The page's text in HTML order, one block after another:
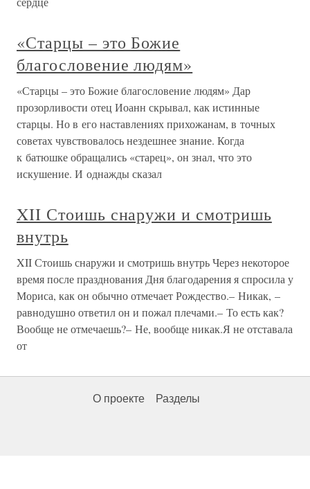
«Старцы – это Божие
благословение людям»
«Старцы – это Божие благословение людям» Дар
прозорливости отец Иоанн скрывал, как истинные
старцы. Но в его наставлениях прихожанам, в точных
советах чувствовалось нездешнее знание. Когда
к батюшке обращались «старец», он знал, что это
искушение. И однажды сказал
XII Стоишь снаружи и смотришь
внутрь
XII Стоишь снаружи и смотришь внутрь Через некоторое
время после празднования Дня благодарения я спросила у
Мориса, как он обычно отмечает Рождество.– Никак, –
равнодушно ответил он и пожал плечами.– То есть как?
Вообще не отмечаешь?– Не, вообще никак.Я не отставала
от
О проекте Разделы